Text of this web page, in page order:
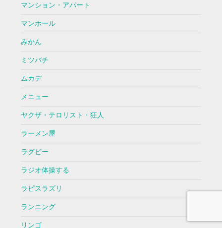
マンション・アパート
マンホール
みかん
ミツバチ
ムカデ
メニュー
ヤクザ・テロリスト・狂人
ラーメン屋
ラグビー
ラジオ体操する
ラピスラズリ
ランニング
リンゴ